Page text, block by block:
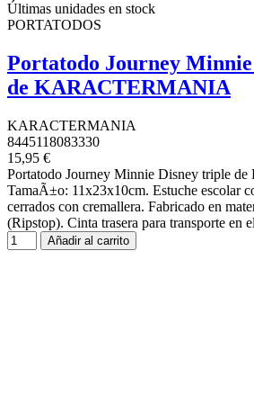
Últimas unidades en stock
PORTATODOS
Portatodo Journey
de KARACTERMANIA
KARACTERMANIA
8445118083330
15,95 €
Portatodo Journey Minnie Disney triple
TamaÃ±o: 11x23x10cm. Estuche escolar
cerrados con cremallera. Fabricado en
(Ripstop). Cinta trasera para transporte en
Añadir al carrito